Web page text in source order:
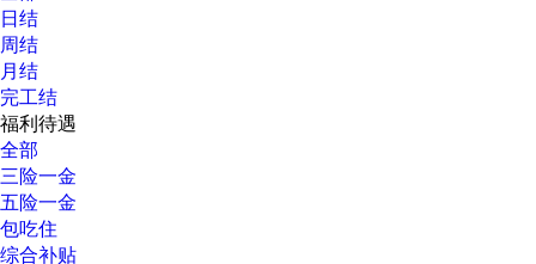
日结
周结
月结
完工结
福利待遇
全部
三险一金
五险一金
包吃住
综合补贴